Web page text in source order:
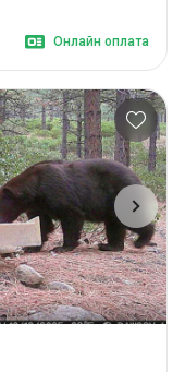
Онлайн оплата